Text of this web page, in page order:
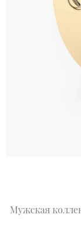
Мужская